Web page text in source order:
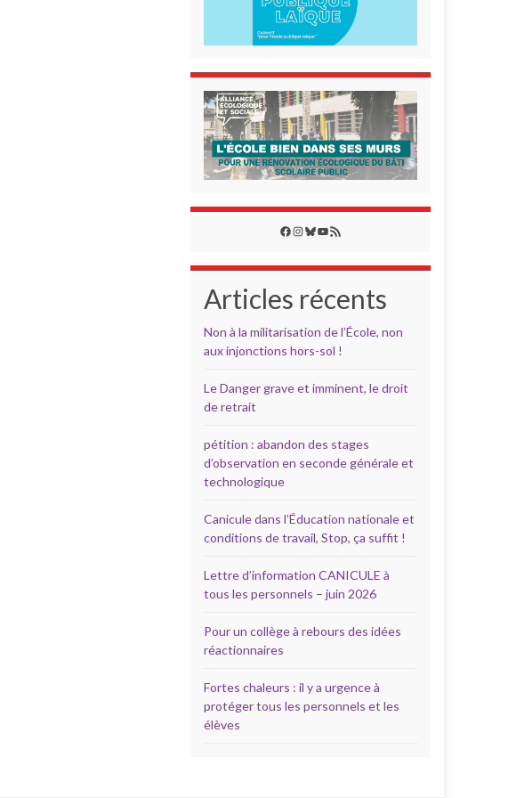
Facebook
Instagram
Bluesky
YouTube
Flux RSS
Articles récents
Non à la militarisation de l’École, non
aux injonctions hors-sol !
Le Danger grave et imminent, le droit
de retrait
pétition : abandon des stages
d’observation en seconde générale et
technologique
Canicule dans l’Éducation nationale et
conditions de travail, Stop, ça suffit !
Lettre d’information CANICULE à
tous les personnels – juin 2026
Pour un collège à rebours des idées
réactionnaires
Fortes chaleurs : il y a urgence à
protéger tous les personnels et les
élèves